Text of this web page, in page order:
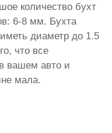
количество бухт
6-8 мм. Бухта
диаметр до 1.5
что все
вашем авто и
мала.